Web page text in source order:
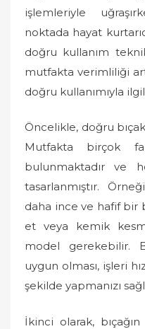
işlemleriyle
noktada hayat
doğru kullanım
mutfakta verimliliği
doğru kullanımıyla
Öncelikle, doğru
Mutfakta birçok
bulunmaktadır
tasarlanmıştır.
daha ince ve hafif bir
et veya kemik
model gerekebilir.
uygun olması, işleri
şekilde yapmanızı
İkinci olarak,